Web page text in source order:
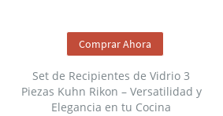
Set de Recipientes de Vidrio 3
Piezas Kuhn Rikon – Versatilidad y
Elegancia en tu Cocina
Comprar Ahora